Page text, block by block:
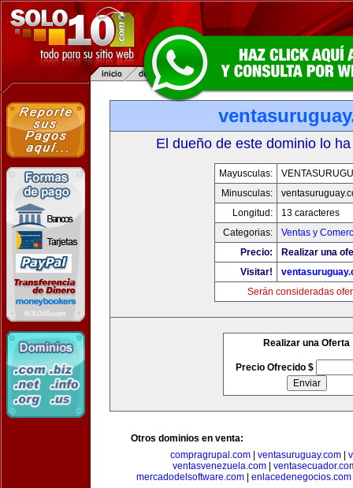
El dueño de este dominio lo
Mayusculas:
Minusculas:
Longitud:
13 caracteres
Categorias:
Ventas y
Precio:
Realizar una
Visitar!
Serán consideradas
Realizar una Oferta
Precio Ofrecido $
Otros dominios en venta:
compragrupal.com
ventasuruguay.com
ventasvenezuela.com|
mercadodelsoftware.com
enlacedenegocios.com